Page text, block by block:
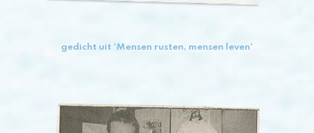
gedicht uit 'Mensen rusten, mensen leven'